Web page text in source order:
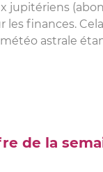
jupitériens
les finances.
astrale
de la